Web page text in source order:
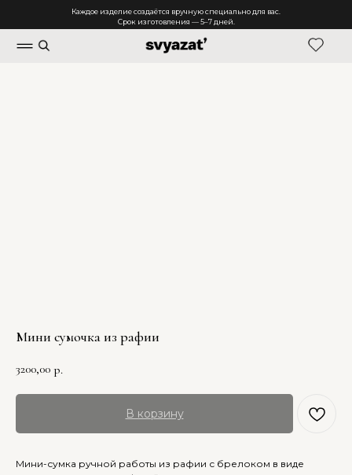
Каждое изделие создаётся вручную специально для вас.
Срок изготовления — 5–7 дней.
Мини сумочка из рафии
3200,00 р.
В корзину
Мини-сумка ручной работы из рафии с брелоком в виде